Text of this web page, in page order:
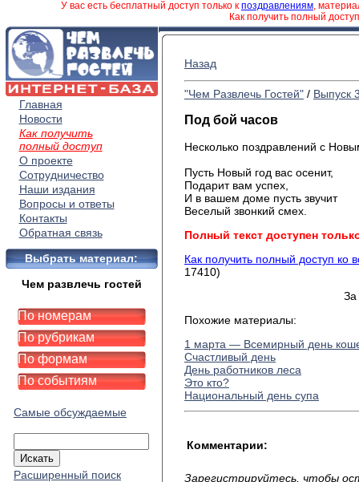
У вас есть бесплатный доступ только к поздравлениям,
Как получить полный
Главная
Новости
Как получить
полный доступ
О проекте
Сотрудничество
Наши издания
Вопросы и ответы
Контакты
Обратная связь
Выбрать материал:
Чем развлечь гостей
По номерам
По рубрикам
По формам
По событиям
Самые обсуждаемые
Расширенный поиск
Назад
"Чем Развлечь Гостей" / Выпуск
Под бой часов
Несколько поздравлений с
Пусть Новый год вас осенит,
Подарит вам успех,
И в вашем доме пусть звучит
Веселый звонкий смех.
Полный текст доступен
Как получить полный доступ ко
17410)
За
Похожие материалы:
1 марта — Всемирный день
Счастливый день
День работников леса
Это кто?
Национальный день супа
Комментарии:
Зарегистрируйтесь, чтобы